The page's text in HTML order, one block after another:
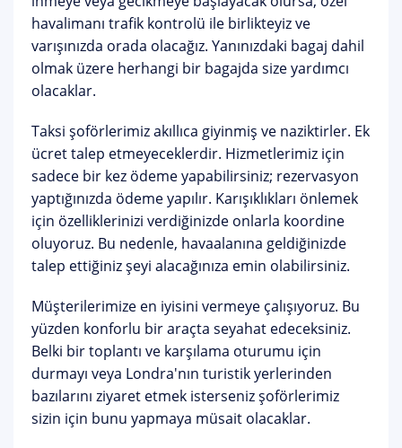
havalimanı trafik kontrolü ile birlikteyiz ve
varışınızda orada olacağız. Yanınızdaki bagaj dahil
olmak üzere herhangi bir bagajda size yardımcı
olacaklar.
Taksi şoförlerimiz akıllıca giyinmiş ve naziktirler. Ek
ücret talep etmeyeceklerdir. Hizmetlerimiz için
sadece bir kez ödeme yapabilirsiniz; rezervasyon
yaptığınızda ödeme yapılır. Karışıklıkları önlemek
için özelliklerinizi verdiğinizde onlarla koordine
oluyoruz. Bu nedenle, havaalanına geldiğinizde
talep ettiğiniz şeyi alacağınıza emin olabilirsiniz.
Müşterilerimize en iyisini vermeye çalışıyoruz. Bu
yüzden konforlu bir araçta seyahat edeceksiniz.
Belki bir toplantı ve karşılama oturumu için
durmayı veya Londra'nın turistik yerlerinden
bazılarını ziyaret etmek isterseniz şoförlerimiz
sizin için bunu yapmaya müsait olacaklar.